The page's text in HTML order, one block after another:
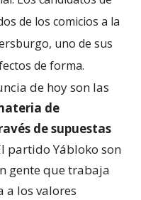
de los comicios a la
uno de sus
de forma.
de hoy son las
de
de supuestas
partido Yábloko son
gente que trabaja
a los valores